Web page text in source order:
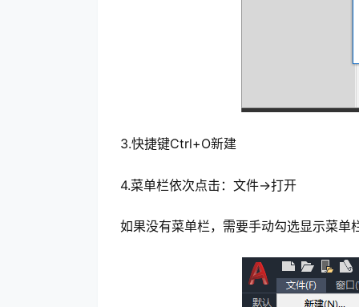
3.快捷键Ctrl+O新建
4.菜单栏依次点击：文件->打开
如果没有菜单栏，需要手动勾选显示菜